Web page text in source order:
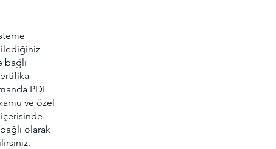
bağlı
PDF
ve özel
olarak